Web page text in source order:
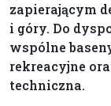
zapierającym
i góry. Do
wspólne
rekreacyjne
techniczna.